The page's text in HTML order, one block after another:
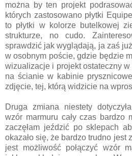
można by ten projekt
których zastosowano płytki
to płytki w kolorze butelkowej
strukturze, no cudo.
sprawdzić jak wyglądają, ja zaś
w osobnym poście, gdzie będzie
wizualizacje i projekt ostateczny w
na ścianie w kabinie
zdjęcie, tej, którą widzicie na
Druga zmiana niestety
wzór marmuru cały czas bardzo
zaczęłam jeździć po sklepach
okazało się, że bardzo trudno jest
jest możliwość połączyć wzór